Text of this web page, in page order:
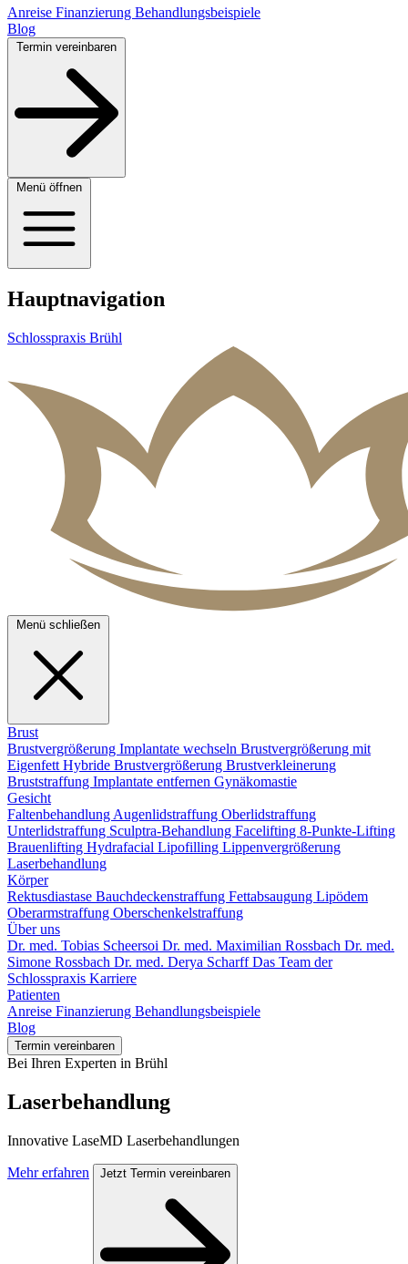
Anreise Finanzierung Behandlungsbeispiele
Blog
Menü öffnen
Hauptnavigation
Schlosspraxis Brühl
Menü schließen
Brust
Brustvergrößerung Implantate wechseln Brustvergrößerung mit
Eigenfett Hybride Brustvergrößerung Brustverkleinerung
Bruststraffung Implantate entfernen Gynäkomastie
Gesicht
Faltenbehandlung Augenlidstraffung Oberlidstraffung
Unterlidstraffung Sculptra-Behandlung Facelifting 8-Punkte-Lifting
Brauenlifting Hydrafacial Lipofilling Lippenvergrößerung
Laserbehandlung
Körper
Rektusdiastase Bauchdeckenstraffung Fettabsaugung Lipödem
Oberarmstraffung Oberschenkelstraffung
Über uns
Dr. med. Tobias Scheersoi Dr. med. Maximilian Rossbach Dr. med.
Simone Rossbach Dr. med. Derya ScharffDas Team der
Schlosspraxis Karriere
Patienten
Anreise Finanzierung Behandlungsbeispiele
Blog
Termin vereinbaren
Bei Ihren Experten in Brühl
Laserbehandlung
Innovative LaseMD Laserbehandlungen
Mehr erfahren Jetzt Termin vereinbaren